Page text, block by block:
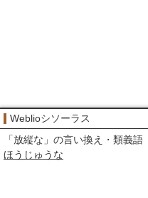
Weblioシソーラス
「放縦な 」の言い換え・類義語
ほうじゅうな